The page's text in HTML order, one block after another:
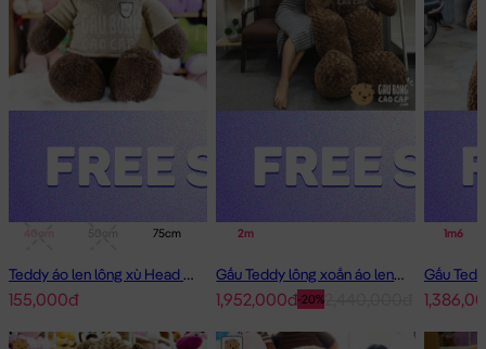
75cm
Teddy áo len lông xù Head and Tales
155,000đ
2m
Gấu Teddy lông xoắn áo len Choco 2m - Hàng Nhập
-20%
1,952,000đ
1m6